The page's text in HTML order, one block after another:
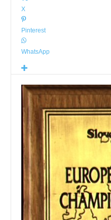
X
Pinterest
WhatsApp